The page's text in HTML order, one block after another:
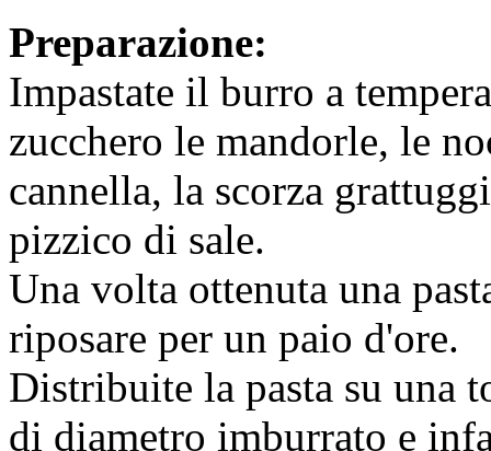
Preparazione:
Impastate il burro a
zucchero le mandorle, le
cannella, la scorza
pizzico di sale.
Una volta ottenuta una
riposare per un paio d'ore.
Distribuite la pasta su una
di diametro imburrato e